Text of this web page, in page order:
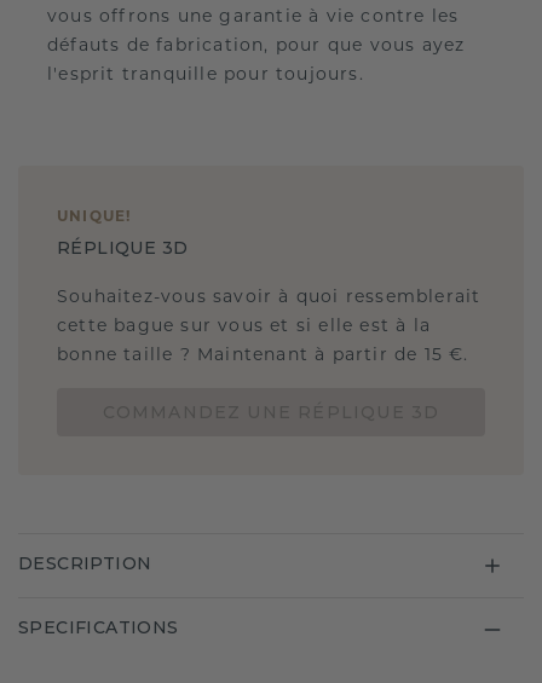
vous offrons une garantie à vie contre les
défauts de fabrication, pour que vous ayez
l'esprit tranquille pour toujours.
UNIQUE !
RÉPLIQUE 3D
Souhaitez-vous savoir à quoi ressemblerait
cette bague sur vous et si elle est à la
bonne taille ? Maintenant à partir de 15 €.
DESCRIPTION
SPECIFICATIONS